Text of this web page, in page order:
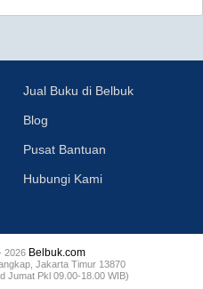
Jual Buku di Belbuk
Blog
Pusat Bantuan
Hubungi Kami
2026 Belbuk.com
Jakarta Timur 13870
Jumat Pkl 09.00-18.00 WIB)